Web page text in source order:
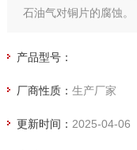
石油气对铜片的腐蚀。
产品型号：
厂商性质： 生产厂家
更新时间： 2025-04-06